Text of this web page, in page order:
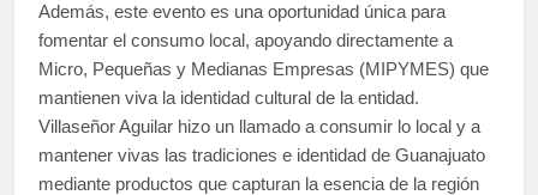
Además, este evento es una oportunidad única para
fomentar el consumo local, apoyando directamente a
Micro, Pequeñas y Medianas Empresas (MIPYMES) que
mantienen viva la identidad cultural de la entidad.
Villaseñor Aguilar hizo un llamado a consumir lo local y a
mantener vivas las tradiciones e identidad de Guanajuato
mediante productos que capturan la esencia de la región